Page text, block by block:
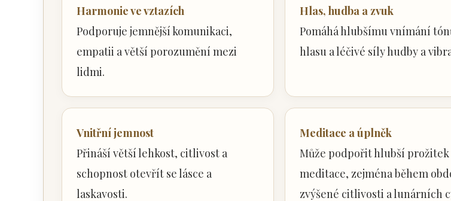
Harmonie ve vztazích
Podporuje jemnější komunikaci,
empatii a větší porozumění mezi
lidmi.
Hlas, hudba a zvuk
Pomáhá hlubšímu vnímání
hlasu a léčivé síly hudby a
Vnitřní jemnost
Přináší větší lehkost, citlivost a
schopnost otevřít se lásce a
laskavosti.
Meditace a úplněk
Může podpořit hlubší prožitek
meditace, zejména během
zvýšené citlivosti a lunárních